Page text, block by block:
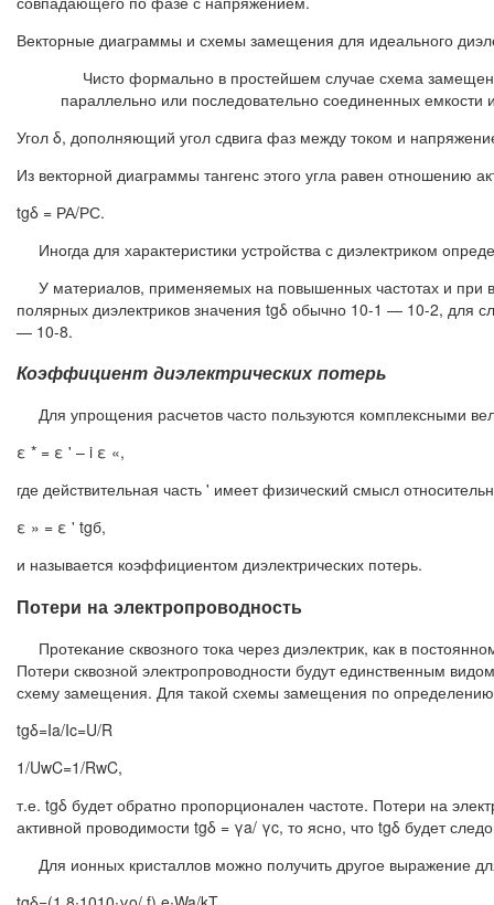
Векторные диаграммы и схемы замещения для идеального
Чисто формально в простейшем случае схема
параллельно или последовательно соединенных емкости
Угол δ, дополняющий угол сдвига фаз между током и
Из векторной диаграммы тангенс этого угла равен отношению
tgδ = РА/РС.
Иногда для характеристики устройства с диэлектриком
У материалов, применяемых на повышенных частотах и при
полярных диэлектриков значения tgδ обычно 10-1 — 10-2, для
— 10-8.
Коэффициент диэлектрических потерь
Для упрощения расчетов часто пользуются комплексными
ε * = ε ' – i ε «,
где действительная часть ' имеет физический смысл
ε » = ε ' tgб,
и называется коэффициентом диэлектрических потерь.
Потери на электропроводность
Протекание сквозного тока через диэлектрик, как в
Потери сквозной электропроводности будут единственным
схему замещения. Для такой схемы замещения по определению
tgδ=Ia/Ic=U/R
1/UwC=1/RwC,
т.е. tgδ будет обратно пропорционален частоте. Потери на
активной проводимости tgδ = γa/ γc, то ясно, что tgδ будет
Для ионных кристаллов можно получить другое выражение